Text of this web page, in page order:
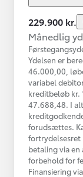
229.900 kr.
Månedlig
Ydelsen er
46.000,00,
variabel
kreditbeløb kr.
47.688,48. I
forudsættes.
fortrydelsesret
betaling via
forbehold for
Finansiering